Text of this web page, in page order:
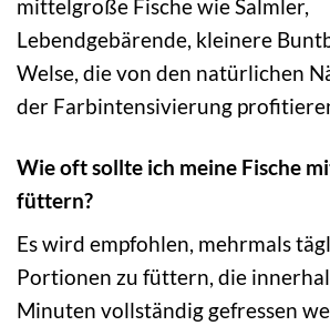
mittelgroße Fische wie Salmler,
Lebendgebärende, kleinere
Welse, die von den natürlichen
der Farbintensivierung
Wie oft sollte ich meine Fische
füttern?
Es wird empfohlen, mehrmals
Portionen zu füttern, die
Minuten vollständig gefressen